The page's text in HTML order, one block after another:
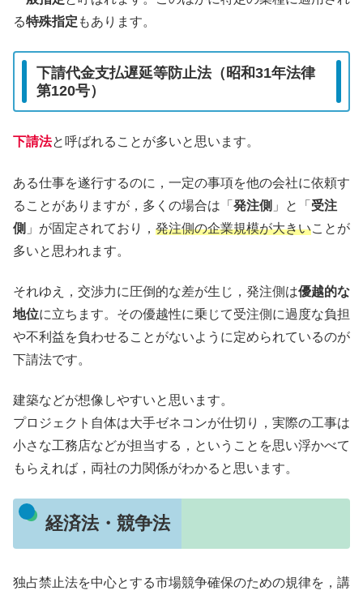
る特殊指定 もあります。
下請代金支払遅延等防止法（昭和31年法律
第120号）
下請法と呼ばれることが多いと思います。
ある仕事を遂行するのに，一定の事項を他の会社に依頼す
ることがありますが，多くの場合は「 発注側 」と「 受注
側 」が固定されており， 発注側の企業規模が大きいことが
多いと思われます。
それゆえ，交渉力に圧倒的な差が生じ，発注側は優越的な
地位に立ちます。その優越性に乗じて受注側に過度な負担
や不利益を負わせることがないように定められているのが
下請法です。
建築などが想像しやすいと思います。
プロジェクト自体は大手ゼネコンが仕切り，実際の工事は
小さな工務店などが担当する，ということを思い浮かべて
もらえれば，両社の力関係がわかると思います。
経済法・競争法
独占禁止法を中心とする市場競争確保のための規律を，講